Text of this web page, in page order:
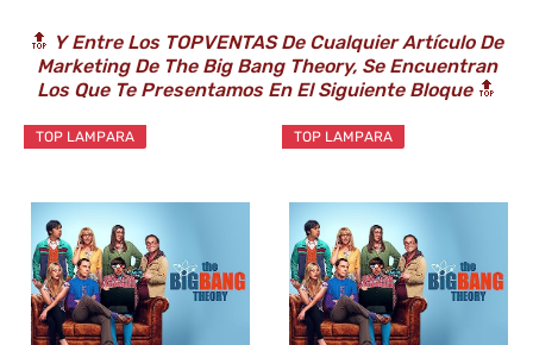
🔝 Y Entre Los TOPVENTAS De Cualquier Artículo De
Marketing De The Big Bang Theory, Se Encuentran
Los Que Te Presentamos En El Siguiente Bloque🔝
TOP LAMPARA TOP LAMPARA